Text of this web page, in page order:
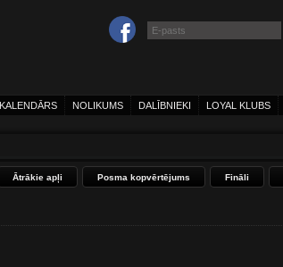
KALENDĀRS NOLIKUMS DALĪBNIEKI LOYAL KLUBS
Fināli
Posma kopvērtējums
Ātrākie apļi